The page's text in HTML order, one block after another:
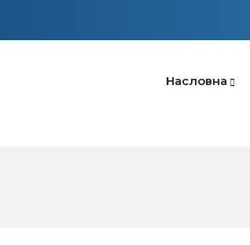
Насловна